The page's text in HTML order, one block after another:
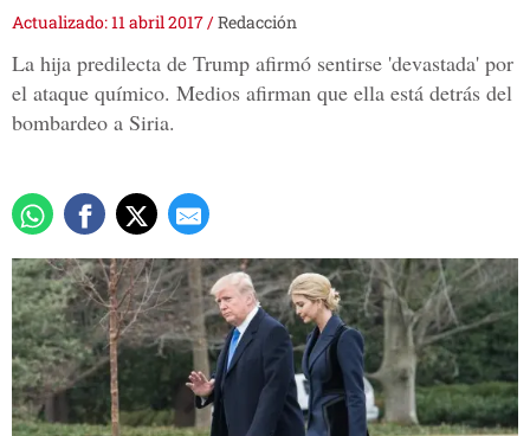
Actualizado: 11 abril 2017/Redacción
La hija predilecta de Trump afirmó sentirse 'devastada' por
el ataque químico. Medios afirman que ella está detrás del
bombardeo a Siria.